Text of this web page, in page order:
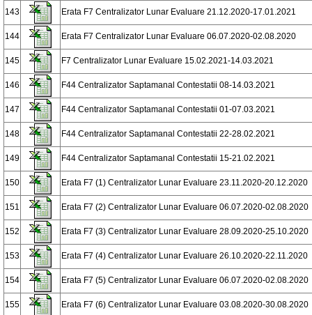
143 Erata F7 Centralizator Lunar Evaluare 21.12.2020-17.01.2021
144 Erata F7 Centralizator Lunar Evaluare 06.07.2020-02.08.2020
145 F7 Centralizator Lunar Evaluare 15.02.2021-14.03.2021
146 F44 Centralizator Saptamanal Contestatii 08-14.03.2021
147 F44 Centralizator Saptamanal Contestatii 01-07.03.2021
148 F44 Centralizator Saptamanal Contestatii 22-28.02.2021
149 F44 Centralizator Saptamanal Contestatii 15-21.02.2021
150 Erata F7 (1) Centralizator Lunar Evaluare 23.11.2020-20.12.2020
151 Erata F7 (2) Centralizator Lunar Evaluare 06.07.2020-02.08.2020
152 Erata F7 (3) Centralizator Lunar Evaluare 28.09.2020-25.10.2020
153 Erata F7 (4) Centralizator Lunar Evaluare 26.10.2020-22.11.2020
154 Erata F7 (5) Centralizator Lunar Evaluare 06.07.2020-02.08.2020
155 Erata F7 (6) Centralizator Lunar Evaluare 03.08.2020-30.08.2020